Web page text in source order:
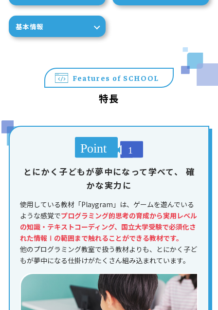
基本情報
Features of SCHOOL
特長
とにかく子どもが夢中になって学べて、
確
かな実力に
使用している教材「Playgram」は、ゲームを遊んでいる
ような感覚でプログラミング的思考の育成から実用レベル
の知識・テキストコーディング、国立大学受験で必須化さ
れた情報Ⅰの範囲まで触れることができる教材です。
他のプログラミング教室で扱う教材よりも、とにかく子ど
もが夢中になる仕掛けがたくさん組み込まれています。